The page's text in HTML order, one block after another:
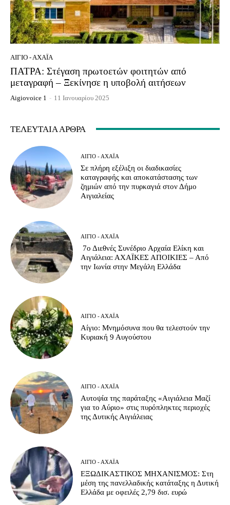
ΑΊΓΙΟ - ΑΧΑΪ́Α
ΠΑΤΡΑ: Στέγαση πρωτοετών φοιτητών από
μεταγραφή – Ξεκίνησε η υποβολή αιτήσεων
Aigiovoice 1 - 11 Ιανουαρίου 2025
ΤΕΛΕΥΤΑΊΑ ΆΡΘΡΑ
ΑΊΓΙΟ - ΑΧΑΪ́Α
Σε πλήρη εξέλιξη οι διαδικασίες
καταγραφής και αποκατάστασης των
ζημιών από την πυρκαγιά στον Δήμο
Αιγιαλείας
ΑΊΓΙΟ - ΑΧΑΪ́Α
7ο Διεθνές Συνέδριο Αρχαία Ελίκη και
Αιγιάλεια: ΑΧΑΪΚΕΣ ΑΠΟΙΚΙΕΣ – Από
την Ιωνία στην Μεγάλη Ελλάδα
ΑΊΓΙΟ - ΑΧΑΪ́Α
Αίγιο: Μνημόσυνα που θα τελεστούν την
Κυριακή 9 Αυγούστου
ΑΊΓΙΟ - ΑΧΑΪ́Α
Αυτοψία της παράταξης «Αιγιάλεια Μαζί
για το Αύριο» στις πυρόπληκτες περιοχές
της Δυτικής Αιγιάλειας
ΑΊΓΙΟ - ΑΧΑΪ́Α
ΕΞΩΔΙΚΑΣΤΙΚΟΣ ΜΗΧΑΝΙΣΜΟΣ: Στη
μέση της πανελλαδικής κατάταξης η Δυτική
Ελλάδα με οφειλές 2,79 δισ. ευρώ